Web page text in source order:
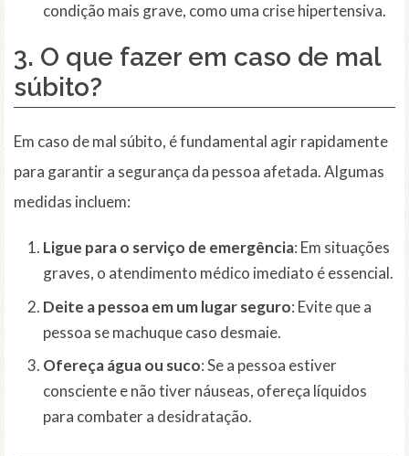
condição mais grave, como uma crise hipertensiva.
3. O que fazer em caso de mal
súbito?
Em caso de mal súbito, é fundamental agir rapidamente
para garantir a segurança da pessoa afetada. Algumas
medidas incluem:
Ligue para o serviço de emergência: Em situações
graves, o atendimento médico imediato é essencial.
Deite a pessoa em um lugar seguro: Evite que a
pessoa se machuque caso desmaie.
Ofereça água ou suco: Se a pessoa estiver
consciente e não tiver náuseas, ofereça líquidos
para combater a desidratação.